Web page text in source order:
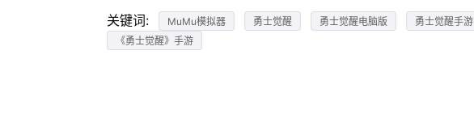
关键词: MuMu模拟器 勇士觉醒 勇士觉醒电脑版 勇士觉醒手游
《勇士觉醒》手游